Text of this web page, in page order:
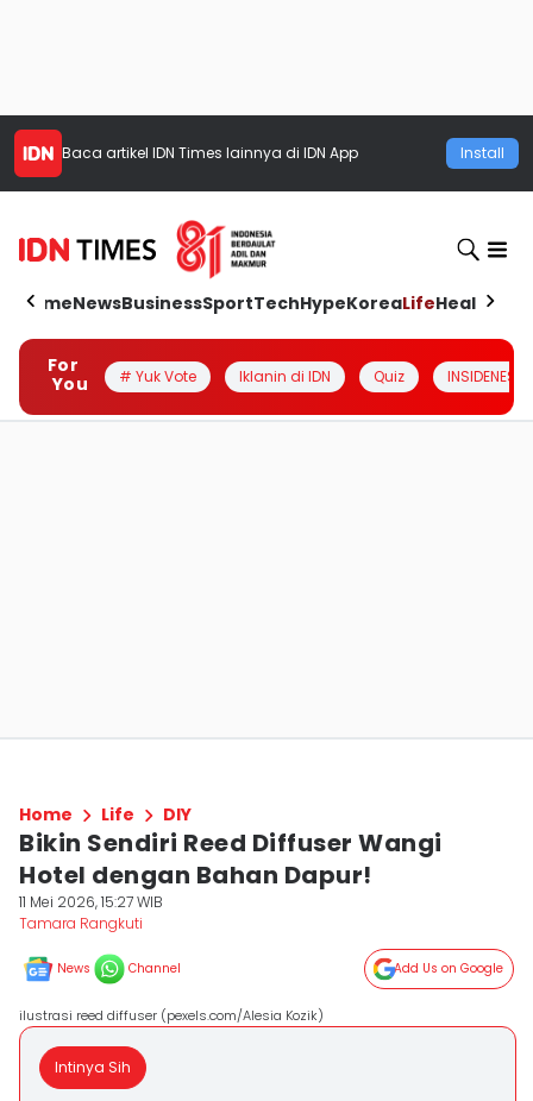
Baca artikel IDN Times lainnya di IDN App Install
HomeNewsBusinessSportTechHypeKoreaLifeHealth
For
You
# Yuk Vote Iklanin di IDN Quiz INSIDENESIA
Home Life DIY
Bikin Sendiri Reed Diffuser Wangi
Hotel dengan Bahan Dapur!
11 Mei 2026, 15:27 WIB
Tamara Rangkuti
News Channel Add Us on Google
ilustrasi reed diffuser (pexels.com/Alesia Kozik)
Intinya Sih